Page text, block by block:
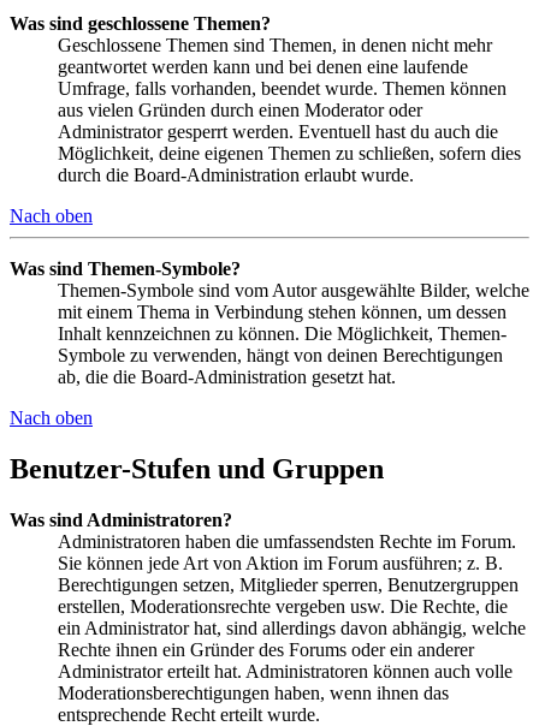
Was sind geschlossene Themen?
Geschlossene Themen sind Themen, in denen nicht mehr
geantwortet werden kann und bei denen eine laufende
Umfrage, falls vorhanden, beendet wurde. Themen können
aus vielen Gründen durch einen Moderator oder
Administrator gesperrt werden. Eventuell hast du auch die
Möglichkeit, deine eigenen Themen zu schließen, sofern dies
durch die Board-Administration erlaubt wurde.
Nach oben
Was sind Themen-Symbole?
Themen-Symbole sind vom Autor ausgewählte Bilder, welche
mit einem Thema in Verbindung stehen können, um dessen
Inhalt kennzeichnen zu können. Die Möglichkeit, Themen-
Symbole zu verwenden, hängt von deinen Berechtigungen
ab, die die Board-Administration gesetzt hat.
Nach oben
Benutzer-Stufen und Gruppen
Was sind Administratoren?
Administratoren haben die umfassendsten Rechte im Forum.
Sie können jede Art von Aktion im Forum ausführen; z. B.
Berechtigungen setzen, Mitglieder sperren, Benutzergruppen
erstellen, Moderationsrechte vergeben usw. Die Rechte, die
ein Administrator hat, sind allerdings davon abhängig, welche
Rechte ihnen ein Gründer des Forums oder ein anderer
Administrator erteilt hat. Administratoren können auch volle
Moderationsberechtigungen haben, wenn ihnen das
entsprechende Recht erteilt wurde.